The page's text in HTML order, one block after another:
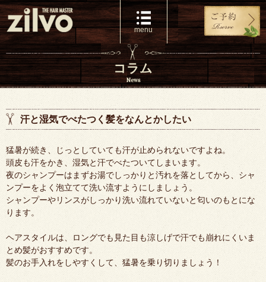
コラム
News
汗と湿気でべたつく髪をなんとかしたい
猛暑が続き、じっとしていても汗が止められないですよね。
頭皮も汗をかき、湿気と汗でべたついてしまいます。
夜のシャンプーはまずお湯でしっかりと汚れを落としてから、シャ
ンプーをよく泡立てて洗い流すようにしましょう。
シャンプーやリンスがしっかり洗い流れていないと匂いのもとにな
ります。
ヘアスタイルは、ロングでも見た目も涼しげで汗でも崩れにくいま
とめ髪がおすすめです。
髪のお手入れをしやすくして、猛暑を乗り切りましょう！